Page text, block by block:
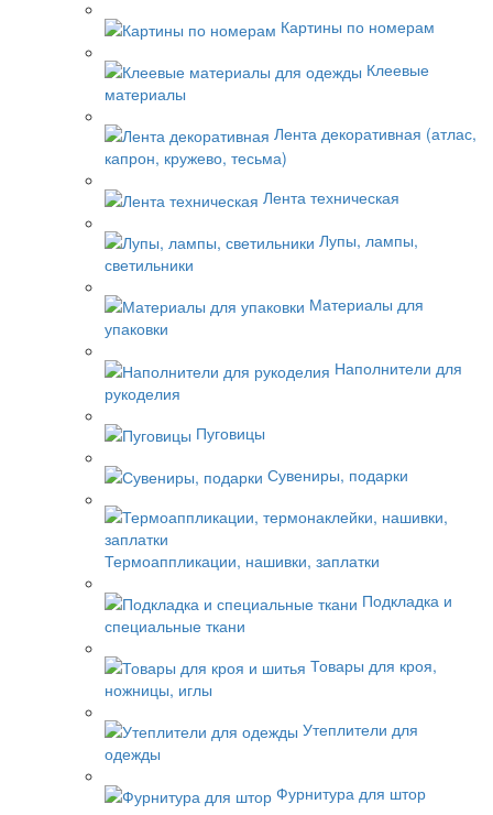
Картины по номерам
Клеевые
материалы
Лента декоративная (атлас,
капрон, кружево, тесьма)
Лента техническая
Лупы, лампы,
светильники
Материалы для
упаковки
Наполнители для
рукоделия
Пуговицы
Сувениры, подарки
Термоаппликации, нашивки, заплатки
Подкладка и
специальные ткани
Товары для кроя,
ножницы, иглы
Утеплители для
одежды
Фурнитура для штор